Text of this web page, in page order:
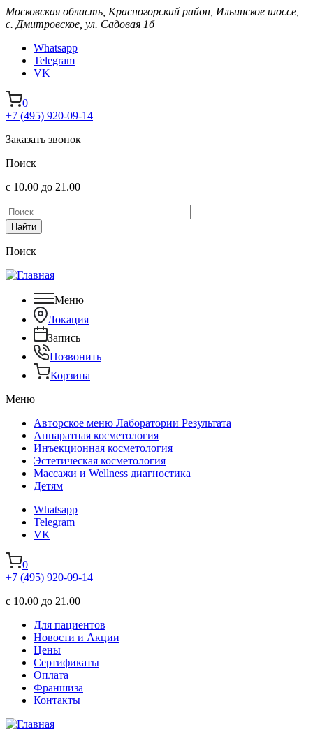
Московская область, Красногорский район, Ильинское шоссе,
с. Дмитровское, ул. Садовая 1б
Whatsapp
Telegram
VK
0
+7 (495) 920-09-14
Заказать звонок
Поиск
с 10.00 до 21.00
Поиск
Меню
Локация
Запись
Позвонить
Корзина
Меню
Авторское меню Лаборатории Результата
Аппаратная косметология
Инъекционная косметология
Эстетическая косметология
Массажи и Wellness диагностика
Детям
Whatsapp
Telegram
VK
0
+7 (495) 920-09-14
с 10.00 до 21.00
Для пациентов
Новости и Акции
Цены
Сертификаты
Оплата
Франшиза
Контакты